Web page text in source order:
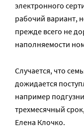
электронного
рабочий вариант,
прежде всего не
наполняемости
Случается, что
дожидается
например
трехмесячный
Елена Клочко.